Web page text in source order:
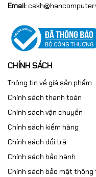
Email:
CHÍNH SÁCH
Thông tin về giá sản phẩm
Chính sách thanh toán
Chính sách vận chuyển
Chính sách kiểm hàng
Chính sách đổi trả
Chính sách bảo hành
Chính sách bảo mật thông